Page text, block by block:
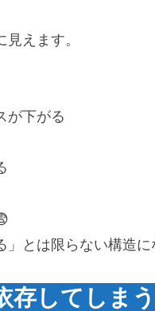
えます。
が下がる
とは限らない構造に
存してしま